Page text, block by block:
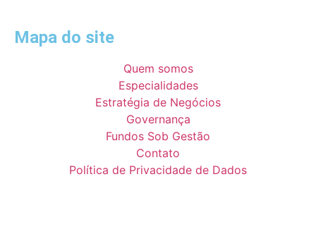
Mapa do site
Quem somos
Especialidades
Estratégia de Negócios
Governança
Fundos Sob Gestão
Contato
Política de Privacidade de Dados